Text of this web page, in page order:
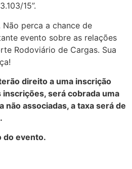
15”.
perca a chance de
evento sobre as relações
Rodoviário de Cargas. Sua
direito a uma inscrição
será cobrada uma
não associadas, a taxa será de
do evento.